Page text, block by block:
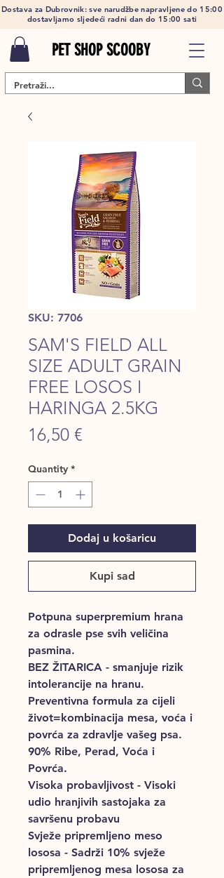
Dostava za Dubrovnik: sve narudžbe napravljene do 15:00
dostavljamo sljedeći radni dan do 15:00 sati
PET SHOP SCOOBY
SKU: 7706
SAM'S FIELD ALL
SIZE ADULT GRAIN
FREE LOSOS I
HARINGA 2.5KG
16,50 €
Quantity *
Dodaj u košaricu
Kupi sad
Potpuna superpremium hrana
za odrasle pse svih veličina
pasmina.
BEZ ŽITARICA - smanjuje rizik
intolerancije na hranu.
Preventivna formula za cijeli
život=kombinacija mesa, voća i
povrća za zdravlje vašeg psa.
90% Ribe, Perad, Voća i
Povrća.
Visoka probavljivost - Visoki
udio hranjivih sastojaka za
savršenu probavu
Svježe pripremljeno meso
lososa - Sadrži 10% svježe
pripremljenog mesa lososa za